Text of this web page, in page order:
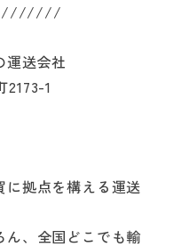
運送会社
1
拠点を構える運送
、全国どこでも輸